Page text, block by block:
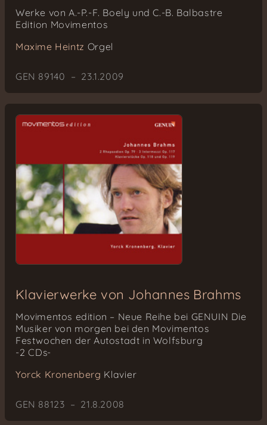
Werke von A.-P.-F. Boely und C.-B. Balbastre
Edition Movimentos
Maxime Heintz Orgel
GEN 89140 – 23.1.2009
Klavierwerke von Johannes Brahms
Movimentos edition – Neue Reihe bei GENUIN Die
Musiker von morgen bei den Movimentos
Festwochen der Autostadt in Wolfsburg
-2 CDs-
Yorck Kronenberg Klavier
GEN 88123 – 21.8.2008